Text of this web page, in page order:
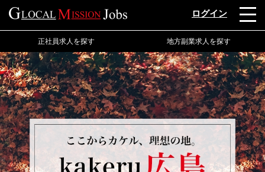
ログイン
正社員求人を探す 地方副業求人を探す